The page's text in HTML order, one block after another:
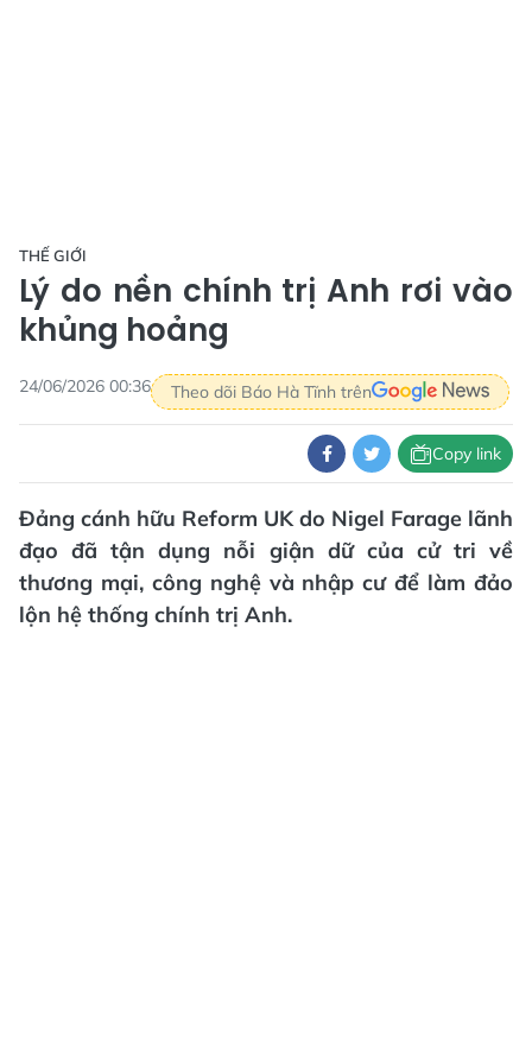
THẾ GIỚI
Lý do nền chính trị Anh rơi vào
khủng hoảng
24/06/2026 00:36 Theo dõi Báo Hà Tĩnh trên
Copy link
Đảng cánh hữu Reform UK do Nigel Farage lãnh
đạo đã tận dụng nỗi giận dữ của cử tri về
thương mại, công nghệ và nhập cư để làm đảo
lộn hệ thống chính trị Anh.